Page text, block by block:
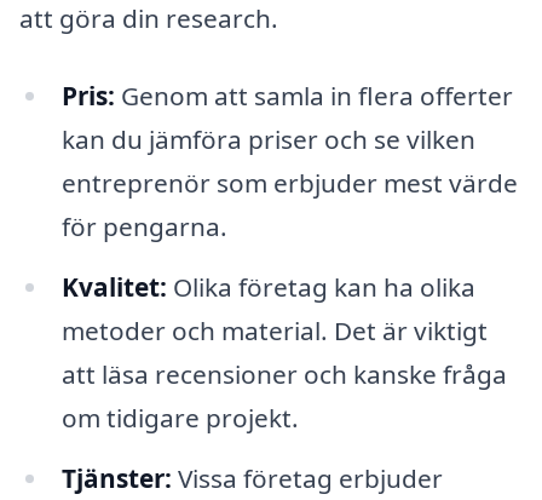
att göra din research.
Pris: Genom att samla in flera offerter
kan du jämföra priser och se vilken
entreprenör som erbjuder mest värde
för pengarna.
Kvalitet: Olika företag kan ha olika
metoder och material. Det är viktigt
att läsa recensioner och kanske fråga
om tidigare projekt.
Tjänster: Vissa företag erbjuder